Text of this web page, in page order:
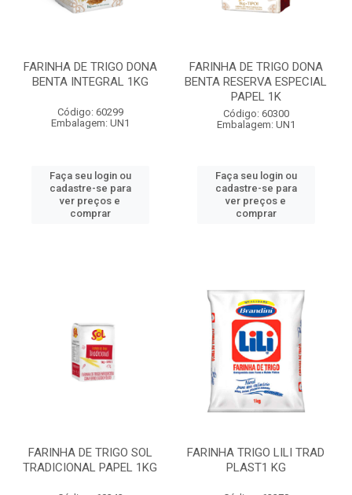
FARINHA DE TRIGO DONA
BENTA INTEGRAL 1KG
Código: 60299
Embalagem: UN1
Faça seu login ou
cadastre-se para
ver preços e
comprar
FARINHA DE TRIGO DONA
BENTA RESERVA ESPECIAL
PAPEL 1K
Código: 60300
Embalagem: UN1
Faça seu login ou
cadastre-se para
ver preços e
comprar
FARINHA DE TRIGO SOL
TRADICIONAL PAPEL 1KG
FARINHA TRIGO LILI TRAD
PLAST1 KG